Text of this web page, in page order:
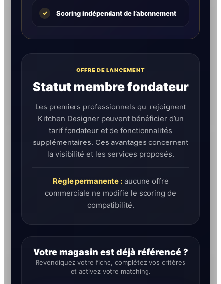
✓ Scoring indépendant de l’abonnement
OFFRE DE LANCEMENT
Statut membre fondateur
Les premiers professionnels qui rejoignent
Kitchen Designer peuvent bénéficier d’un
tarif fondateur et de fonctionnalités
supplémentaires. Ces avantages concernent
la visibilité et les services proposés.
Règle permanente :aucune offre
commerciale ne modifie le scoring de
compatibilité.
Votre magasin est déjà référencé ?
Revendiquez votre fiche, complétez vos critères
et activez votre matching.